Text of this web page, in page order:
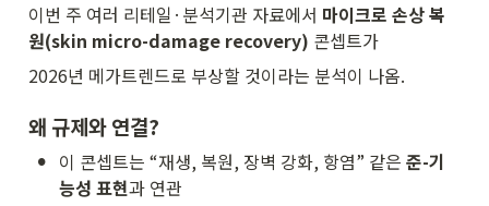
이번 주 여러 리테일·분석기관 자료에서 마이크로 손상 복
원(skin micro-damage recovery) 콘셉트가
2026년 메가트렌드로 부상할 것이라는 분석이 나옴.
왜 규제와 연결?
• 이 콘셉트는 “재생, 복원, 장벽 강화, 항염” 같은 준-기
능성 표현과 연관